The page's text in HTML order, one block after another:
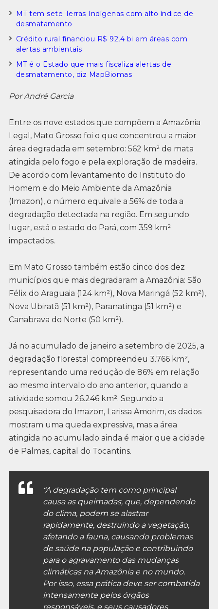
MT tem sete Terras Indígenas com alto índice de
desmatamento
Crédito rural financiou R$ 92,4 bi em áreas com
alertas ambientais
MT é o Estado que mais fiscaliza alertas de
desmatamento, diz MapBiomas
Por André Garcia
Entre os nove estados que compõem a Amazônia
Legal, Mato Grosso foi o que concentrou a maior
área degradada em setembro: 562 km² de mata
atingida pelo fogo e pela exploração de madeira.
De acordo com levantamento do Instituto do
Homem e do Meio Ambiente da Amazônia
(Imazon), o número equivale a 56% de toda a
degradação detectada na região. Em segundo
lugar, está o estado do Pará, com 359 km²
impactados.
Em Mato Grosso também estão cinco dos dez
municípios que mais degradaram a Amazônia: São
Félix do Araguaia (124 km²), Nova Maringá (52 km²),
Nova Ubiratã (51 km²), Paranatinga (51 km²) e
Canabrava do Norte (50 km²).
Já no acumulado de janeiro a setembro de 2025, a
degradação florestal compreendeu 3.766 km²,
representando uma redução de 86% em relação
ao mesmo intervalo do ano anterior, quando a
atividade somou 26.246 km². Segundo a
pesquisadora do Imazon, Larissa Amorim, os dados
mostram uma queda expressiva, mas a área
atingida no acumulado ainda é maior que a cidade
de Palmas, capital do Tocantins.
“A degradação tem como principal
causa as queimadas, que, dependendo
do clima, podem se alastrar
rapidamente, destruindo a vegetação,
afetando a fauna, causando problemas
de saúde na população e contribuindo
para o agravamento das mudanças
climáticas na Amazônia e no mundo.
Por isso, essa prática deve ser combatida
intensamente pelos órgãos
responsáveis, e seus causadores